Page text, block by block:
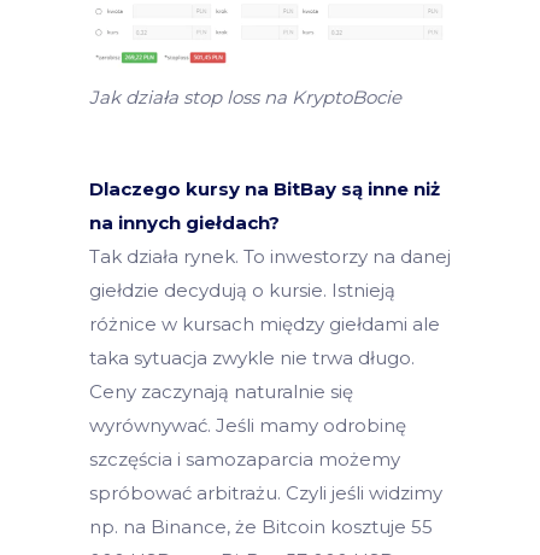
Jak działa stop loss na KryptoBocie
Dlaczego kursy na BitBay są inne niż
na innych giełdach?
Tak działa rynek. To inwestorzy na danej
giełdzie decydują o kursie. Istnieją
różnice w kursach między giełdami ale
taka sytuacja zwykle nie trwa długo.
Ceny zaczynają naturalnie się
wyrównywać. Jeśli mamy odrobinę
szczęścia i samozaparcia możemy
spróbować arbitrażu. Czyli jeśli widzimy
np. na Binance, że Bitcoin kosztuje 55